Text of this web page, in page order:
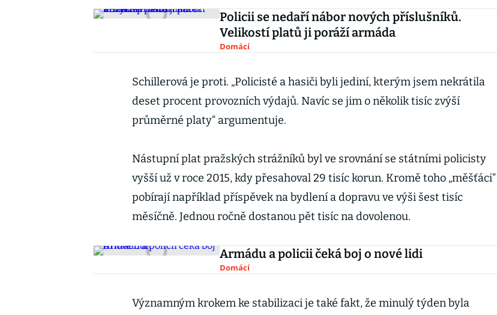
Policii se nedaří nábor nových příslušníků.
Velikostí platů ji poráží armáda
Domácí
Schillerová je proti. „Policisté a hasiči byli jediní, kterým jsem nekrátila
deset procent provozních výdajů. Navíc se jim o několik tisíc zvýší
průměrné platy“ argumentuje.
Nástupní plat pražských strážníků byl ve srovnání se státními policisty
vyšší už v roce 2015, kdy přesahoval 29 tisíc korun. Kromě toho „měšťáci“
pobírají například příspěvek na bydlení a dopravu ve výši šest tisíc
měsíčně. Jednou ročně dostanou pět tisíc na dovolenou.
Armádu a policii čeká boj o nové lidi
Domácí
Významným krokem ke stabilizaci je také fakt, že minulý týden byla